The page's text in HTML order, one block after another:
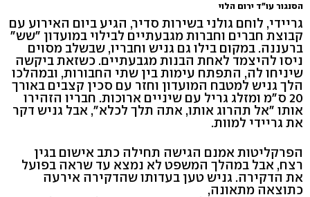
הסנגור עו"ד ירום הלוי
גריידי, לוחם גולני בשירות סדיר, הגיע ביום האירוע עם
קבוצת חברים וחברות מגבעתיים לבילוי במועדון "שש"
ברעננה. במקום בילו גם גניש וחבריו, שבשלב מסוים
ניסו להיצמד לאחת הבנות מגבעתיים. כשזאת ביקשה
שיניחו לה, התפתח עימות בין שתי החבורות, ובמהלכו
הלך גניש למטבח המועדון וחזר עם סכין קצבים באורך
20 ס"מ ומזלג גריל עם שיניים ארוכות. חבריו הזהירו
אותו "אל תהרוג אותו, אתה תלך לכלא", אבל גניש דקר
את גריידי למוות.
הפרקליטות אמנם הגישה תחילה כתב אישום בגין
רצח, אבל במהלך המשפט לא נמצא עד שראה בפועל
את הדקירה. גניש טען בעדותו שהדקירה אירעה
כתוצאה מתאונה,